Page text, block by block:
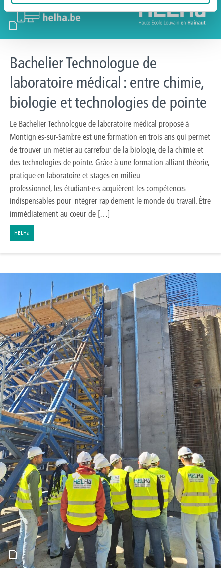
Bachelier Technologue de
laboratoire médical : entre chimie,
biologie et technologies de pointe
Le Bachelier Technologue de laboratoire médical proposé à
Montignies-sur-Sambre est une formation en trois ans qui permet
de trouver un métier au carrefour de la biologie, de la chimie et
des technologies de pointe. Grâce à une formation alliant théorie,
pratique en laboratoire et stages en milieu
professionnel, les étudiant·e·s acquièrent les compétences
indispensables pour intégrer rapidement le monde du travail. Être
immédiatement au coeur de […]
HELHa